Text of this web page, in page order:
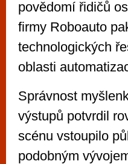
povědomí řidičů
firmy Roboauto
technologických
oblasti
Správnost
výstupů potvrdil
scénu vstoupilo
podobným